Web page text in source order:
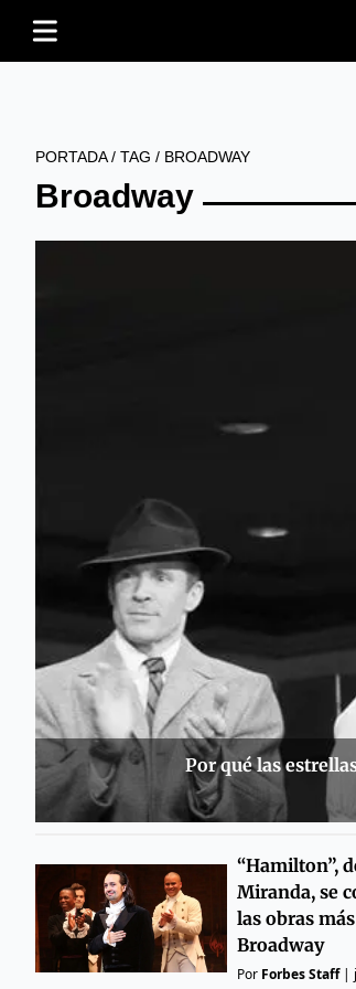
PORTADA/ TAG / BROADWAY
Broadway
Por qué las
“Hamilton”,
Miranda, se
las obras
Broadway
Por Forbes Staff|